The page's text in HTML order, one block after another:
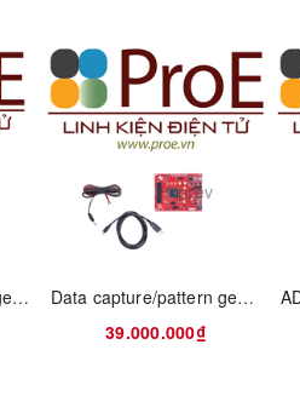
LM3409HV High Voltage LED Buck Controller Evaluation Board
Data capture/pattern generator: data converter EVM with 8 JESD204B lanes from 0.6-6.5Gbps
39.000.000₫
prev